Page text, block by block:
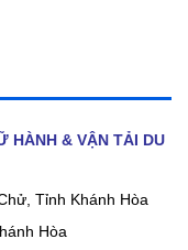
HÀNH & VẬN TẢI DU
Tỉnh Khánh Hòa
Hòa